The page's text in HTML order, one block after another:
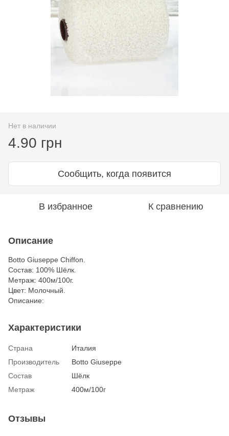
Нет в наличии
4.90 грн
Сообщить, когда появится
В избранное К сравнению
Описание
Botto Giuseppe Chiffon.
Состав: 100% Шёлк.
Метраж: 400м/100г.
Цвет: Молочный.
Описание:
Характеристики
Страна
Италия
Производитель
Botto Giuseppe
Состав
Шёлк
Метраж
400м/100г
Отзывы